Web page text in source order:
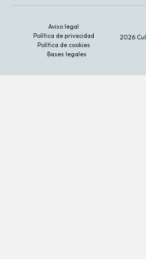
Aviso legal
Política de privacidad
Política de cookies
Bases legales
2026